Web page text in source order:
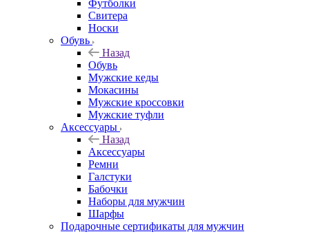
Футболки
Свитера
Носки
Обувь
Назад
Обувь
Мужские кеды
Мокасины
Мужские кроссовки
Мужские туфли
Аксессуары
Назад
Аксессуары
Ремни
Галстуки
Бабочки
Наборы для мужчин
Шарфы
Подарочные сертификаты для мужчин